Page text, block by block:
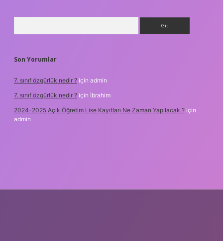
Son Yorumlar
7. sınıf özgürlük nedir ? için admin
7. sınıf özgürlük nedir ? için İbrahim
2024-2025 Açık Öğretim Lise Kayıtları Ne Zaman Yapılacak ? için
admin